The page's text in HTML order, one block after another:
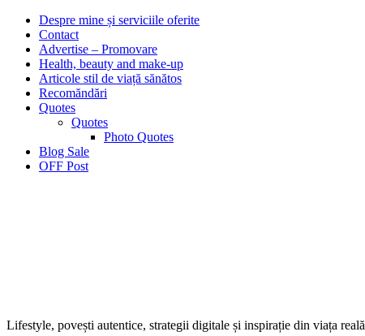
Despre mine și serviciile oferite
Contact
Advertise – Promovare
Health, beauty and make-up
Articole stil de viață sănătos
Recomăndări
Quotes
Quotes
Photo Quotes
Blog Sale
OFF Post
Lifestyle, povești autentice, strategii digitale și inspirație din viața reală